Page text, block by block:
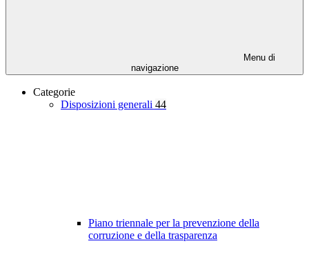
Menu di
navigazione
Categorie
Disposizioni generali 44
Piano triennale per la prevenzione della
corruzione e della trasparenza